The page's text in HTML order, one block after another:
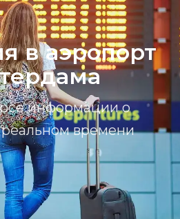
в аэропорт
информации о
времени